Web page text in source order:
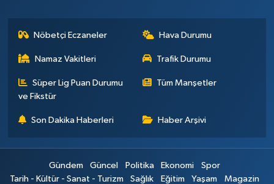
Nöbetçi Eczaneler Hava Durumu
Namaz Vakitleri Trafik Durumu
Süper Lig Puan Durumu
ve Fikstür
Tüm Manşetler
Son Dakika Haberleri Haber Arşivi
Gündem Güncel Politika Ekonomi
Spor
Tarih - Kültür - Sanat - Turizm
Sağlık Eğitim Yaşam
Magazin